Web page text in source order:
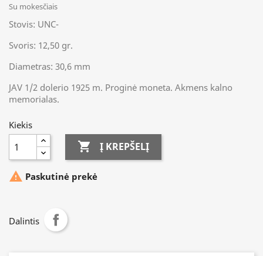
Su mokesčiais
Stovis: UNC-
Svoris: 12,50 gr.
Diametras: 30,6 mm
JAV 1/2 dolerio 1925 m. Proginė moneta. Akmens kalno
memorialas.
Kiekis
 Į KREPŠELĮ
 Paskutinė prekė
Dalintis